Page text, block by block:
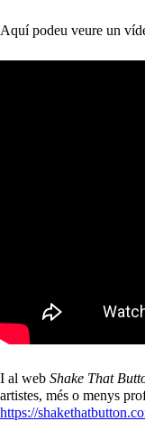
Aquí podeu veure un
I al web Shake That
artistes, més o menys
https://